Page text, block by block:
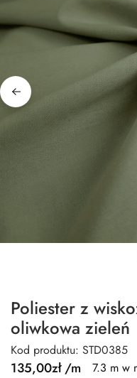
Poliester z
oliwkowa zieleń
Kod produktu: STD0385
135,00zł/m
7.3 m w